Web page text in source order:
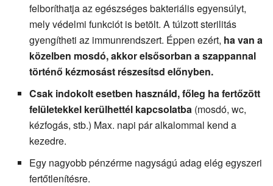
felboríthatja az egészséges bakteriális egyensúlyt,
mely védelmi funkciót is betölt. A túlzott sterilitás
gyengítheti az immunrendszert. Éppen ezért, ha van a
közelben mosdó, akkor elsősorban a szappannal
történő kézmosást részesítsd előnyben.
Csak indokolt esetben használd, főleg ha fertőzött
felületekkel kerülhettél kapcsolatba (mosdó, wc,
kézfogás, stb.) Max. napi pár alkalommal kend a
kezedre.
Egy nagyobb pénzérme nagyságú adag elég egyszeri
fertőtlenítésre.